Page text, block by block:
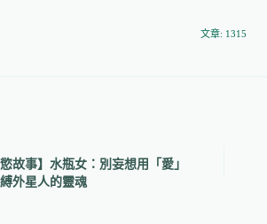
文章: 1315
慾故事】水瓶女：別妄想用「愛」
外星人的靈魂